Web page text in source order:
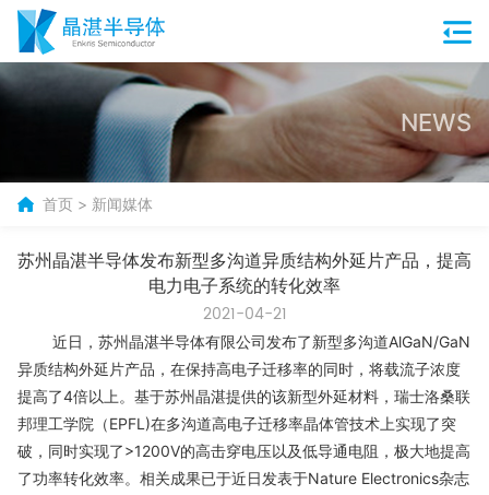
NEWS
首页 > 新闻媒体
苏州晶湛半导体发布新型多沟道异质结构外延片产品，提高
电力电子系统的转化效率
2021-04-21
近日，苏州晶湛半导体有限公司发布了新型多沟道AlGaN/GaN
异质结构外延片产品，在保持高电子迁移率的同时，将载流子浓度
提高了4倍以上。基于苏州晶湛提供的该新型外延材料，瑞士洛桑联
邦理工学院（EPFL)在多沟道高电子迁移率晶体管技术上实现了突
破，同时实现了>1200V的高击穿电压以及低导通电阻，极大地提高
了功率转化效率。相关成果已于近日发表于Nature Electronics杂志